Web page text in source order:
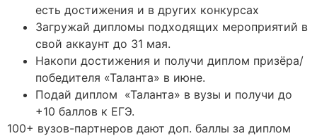
есть достижения и в других конкурсах
Загружай дипломы подходящих мероприятий в
свой аккаунт до 31 мая.
Накопи достижения и получи диплом призёра/
победителя «Таланта» в июне.
Подай диплом «Таланта» в вузы и получи до
+10 баллов к ЕГЭ.
100+ вузов-партнеров дают доп. баллы за диплом